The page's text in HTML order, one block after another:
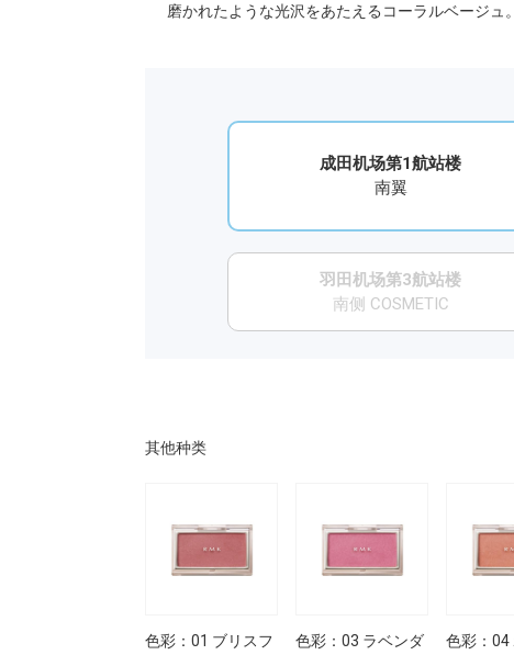
磨かれたような光沢をあたえるコーラルベージュ
成田机场第1航站楼
南翼
羽田机场第3航站楼
南侧 COSMETIC
其他种类
色彩：01 ブリスフ
色彩：03 ラベンダ
色彩：04